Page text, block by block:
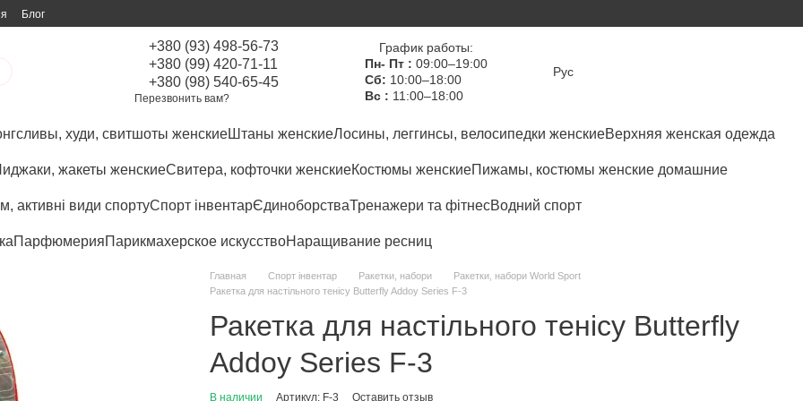
Блог
+380 (93) 498-56-73
+380 (99) 420-71-11
+380 (98) 540-65-45
Перезвонить вам?
График работы:
Пн- Пт : 09:00–19:00
Сб: 10:00–18:00
Вс : 11:00–18:00
Рус
худи, свитшоты женскиеШтаны женскиеЛосины, леггинсы, велосипедки женскиеВерхняя женская одежда
жакеты женскиеСвитера, кофточки женскиеКостюмы женскиеПижамы, костюмы женские домашние
активні види спортуСпорт інвентарЄдиноборстваТренажери та фітнесВодний спорт
ПарфюмерияПарикмахерское искусствоНаращивание ресниц
Главная Спорт інвентар Ракетки, набори
Ракетки, набори World Sport
Ракетка для настільного тенісу Butterfly Addoy Series F-3
Ракетка для настільного тенісу Butterfly
Addoy Series F-3
В наличии Артикул: F-3 Оставить отзыв